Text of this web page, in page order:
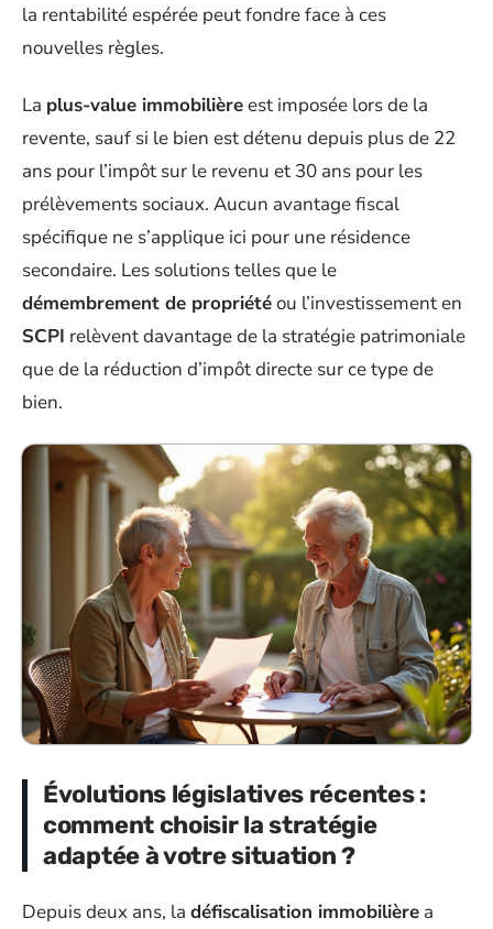
la rentabilité espérée peut fondre face à ces
nouvelles règles.
La plus-value immobilièreest imposée lors de la
revente, sauf si le bien est détenu depuis plus de 22
ans pour l’impôt sur le revenu et 30 ans pour les
prélèvements sociaux. Aucun avantage fiscal
spécifique ne s’applique ici pour une résidence
secondaire. Les solutions telles que le
démembrement de propriétéou l’investissement en
SCPI relèvent davantage de la stratégie patrimoniale
que de la réduction d’impôt directe sur ce type de
bien.
Évolutions législatives récentes :
comment choisir la stratégie
adaptée à votre situation ?
Depuis deux ans, la défiscalisation immobilière a